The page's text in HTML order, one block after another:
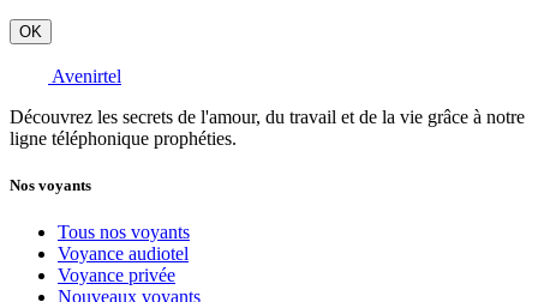
OK
Avenirtel
Découvrez les secrets de l'amour, du travail et de la vie grâce à notre
ligne téléphonique prophéties.
Nos voyants
Tous nos voyants
Voyance audiotel
Voyance privée
Nouveaux voyants